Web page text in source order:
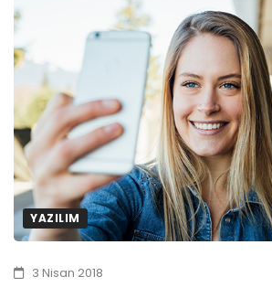
YAZILIM
3 Nisan 2018